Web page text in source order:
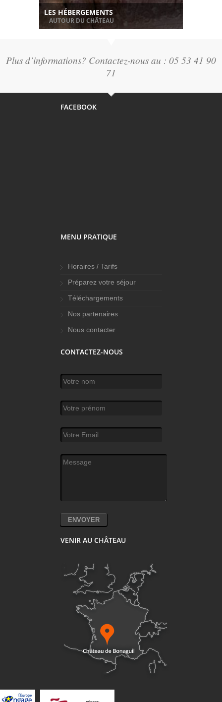
LES HÉBERGEMENTS
AUTOUR DU CHÂTEAU
Plus d’informations? Contactez-nous au : 05 53 41 90
71
FACEBOOK
MENU PRATIQUE
Horaires / Tarifs
Préparez votre séjour
Téléchargements
Nos partenaires
Nous contacter
CONTACTEZ-NOUS
Votre nom
Votre prénom
Votre Email
Message
VENIR AU CHÂTEAU